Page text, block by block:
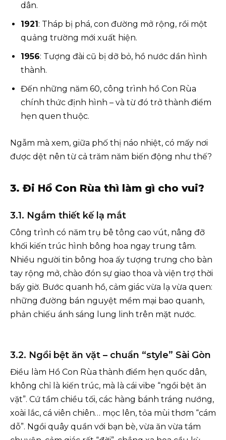
dân.
1921: Tháp bị phá, con đường mở rộng, rồi một
quảng trường mới xuất hiện.
1956: Tượng đài cũ bị dỡ bỏ, hồ nước dần hình
thành.
Đến những năm 60, công trình hồ Con Rùa
chính thức định hình – và từ đó trở thành điểm
hẹn quen thuộc.
Ngẫm mà xem, giữa phố thị náo nhiệt, có mấy nơi
được dệt nên từ cả trăm năm biến động như thế?
3. Đi Hồ Con Rùa thì làm gì cho vui?
3.1. Ngắm thiết kế lạ mắt
Công trình có năm trụ bê tông cao vút, nâng đỡ
khối kiến trúc hình bông hoa ngay trung tâm.
Nhiều người tin bông hoa ấy tượng trưng cho bàn
tay rộng mở, chào đón sự giao thoa và viện trợ thời
bấy giờ. Bước quanh hồ, cảm giác vừa lạ vừa quen:
những đường bán nguyệt mềm mại bao quanh,
phản chiếu ánh sáng lung linh trên mặt nước.
3.2. Ngồi bệt ăn vặt – chuẩn “style” Sài Gòn
Điều làm Hồ Con Rùa thành điểm hẹn quốc dân,
không chỉ là kiến trúc, mà là cái vibe “ngồi bệt ăn
vặt”. Cứ tầm chiều tối, các hàng bánh tráng nướng,
xoài lắc, cá viên chiên… mọc lên, tỏa mùi thơm “cám
dỗ”. Ngồi quây quần với bạn bè, vừa ăn vừa tám